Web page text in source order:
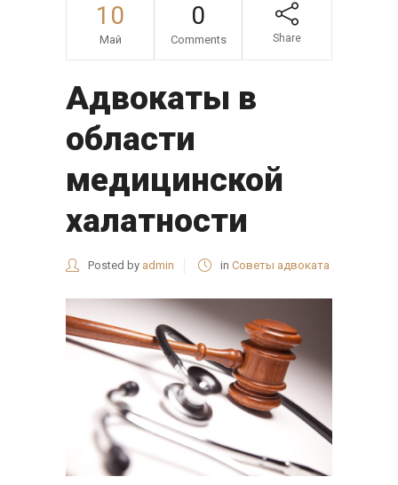
10
Май
0
Comments Share
Адвокаты в
области
медицинской
халатности
Posted by admin in Советы адвоката